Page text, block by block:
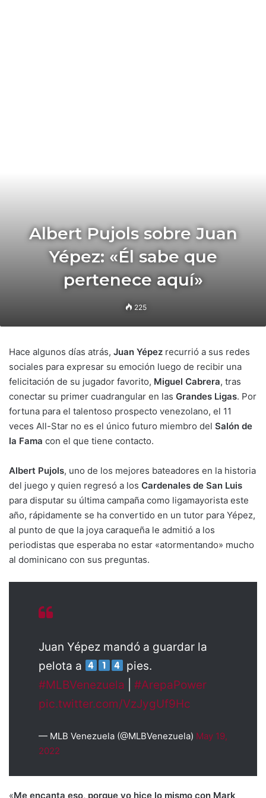
Albert Pujols sobre Juan
Yépez: «Él sabe que
pertenece aquí»
225
Hace algunos días atrás, Juan Yépez recurrió a sus redes
sociales para expresar su emoción luego de recibir una
felicitación de su jugador favorito, Miguel Cabrera, tras
conectar su primer cuadrangular en las Grandes Ligas. Por
fortuna para el talentoso prospecto venezolano, el 11
veces All-Star no es el único futuro miembro del Salón de
la Fama con el que tiene contacto.
Albert Pujols, uno de los mejores bateadores en la historia
del juego y quien regresó a los Cardenales de San Luis
para disputar su última campaña como ligamayorista este
año, rápidamente se ha convertido en un tutor para Yépez,
al punto de que la joya caraqueña le admitió a los
periodistas que esperaba no estar «atormentando» mucho
al dominicano con sus preguntas.
Juan Yépez mandó a guardar la
pelota a
pies.
#MLBVenezuela
#ArepaPower
pic.twitter.com/VzJygUf9Hc
— MLB Venezuela (@MLBVenezuela) May 19,
2022
«Me encanta eso, porque yo hice lo mismo con Mark